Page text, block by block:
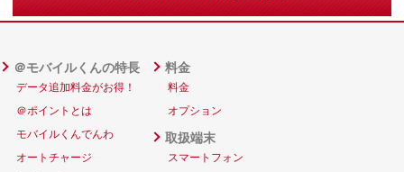
＠モバイルくんの特長
データ追加料金がお得！
＠ポイントとは
モバイルくんでんわ
オートチャージ
料金
料金
オプション
取扱端末
スマートフォン